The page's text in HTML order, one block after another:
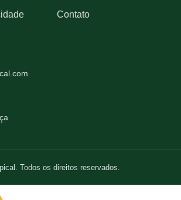
Contato
Todos os direitos reservados.